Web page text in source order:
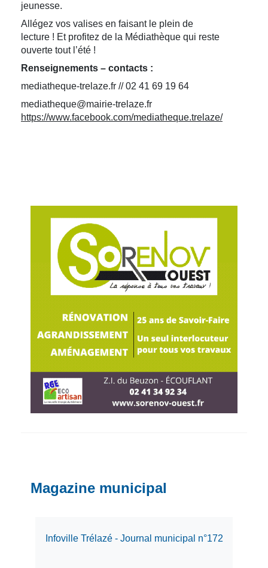
jeunesse.
Allégez vos valises en faisant le plein de
lecture ! Et profitez de la Médiathèque qui reste
ouverte tout l’été !
Renseignements – contacts :
mediatheque-trelaze.fr // 02 41 69 19 64
mediatheque@mairie-trelaze.fr
https://www.facebook.com/mediatheque.trelaze/
Magazine municipal
Infoville Trélazé - Journal municipal n°172